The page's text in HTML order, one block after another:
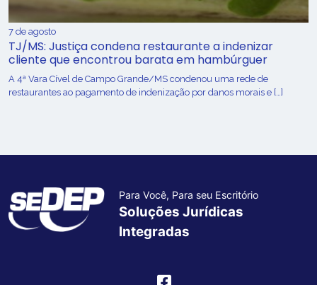
7 de agosto
TJ/MS: Justiça condena restaurante a indenizar
cliente que encontrou barata em hambúrguer
A 4ª Vara Cível de Campo Grande/MS condenou uma rede de
restaurantes ao pagamento de indenização por danos morais e […]
Para Você, Para seu Escritório
Soluções Jurídicas
Integradas